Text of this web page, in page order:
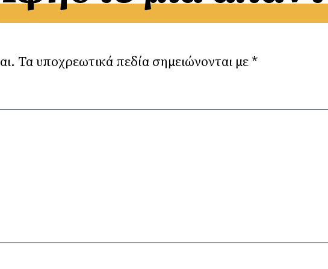
Τα υποχρεωτικά πεδία σημειώνονται με *